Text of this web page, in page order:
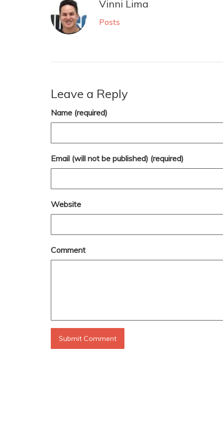
Vinni Lima
Posts
Leave a Reply
Name (required)
Email (will not be published) (required)
Website
Comment